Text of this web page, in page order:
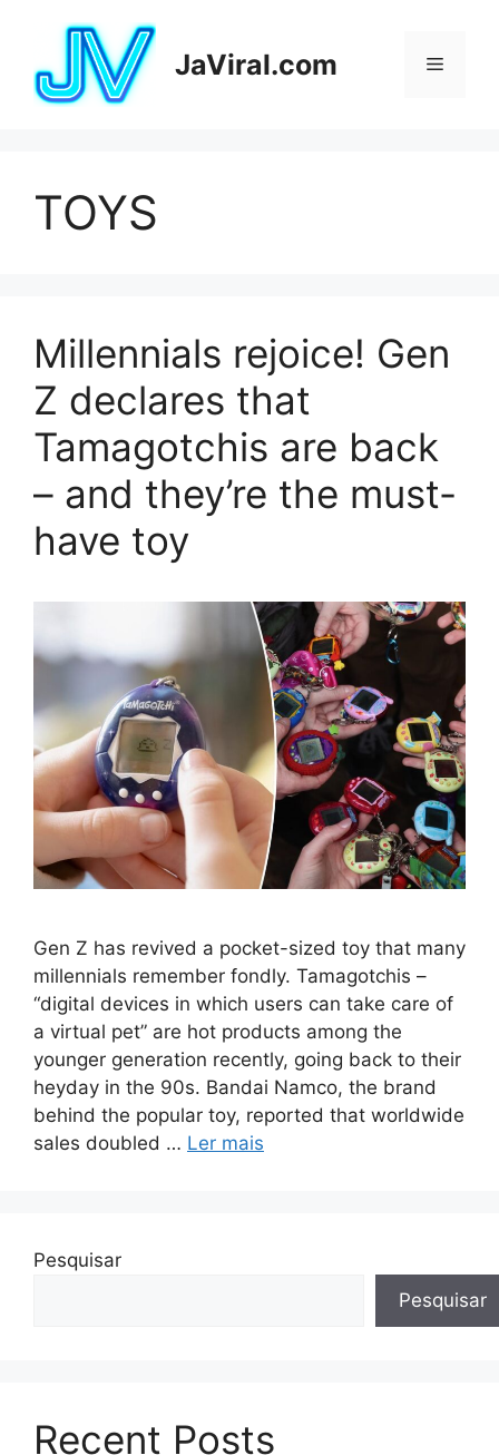
conteúdo
JaViral.com Menu
TOYS
Millennials rejoice! Gen
Z declares that
Tamagotchis are back
– and they’re the must-
have toy
Gen Z has revived a pocket-sized toy that many
millennials remember fondly. Tamagotchis –
“digital devices in which users can take care of
a virtual pet” are hot products among the
younger generation recently, going back to their
heyday in the 90s. Bandai Namco, the brand
behind the popular toy, reported that worldwide
sales doubled … Ler mais
Pesquisar
Pesquisar
Recent Posts